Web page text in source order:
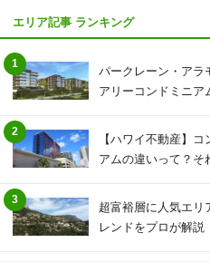
エリア記事 ランキング
パークレーン・アラ
アリーコンドミニア
1
【ハワイ不動産】
アムの違いって？そ
2
超富裕層に人気エリ
レンドをプロが解説
3
リゾートに関する様々な
リゾート探しガイ